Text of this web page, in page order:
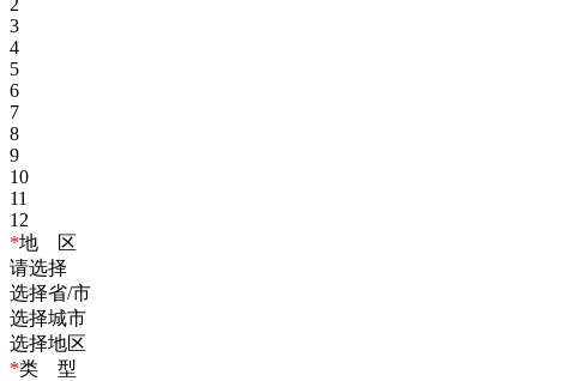
3
4
5
6
7
8
9
10
11
12
*地 区
请选择
选择省/市
选择城市
选择地区
*类 型